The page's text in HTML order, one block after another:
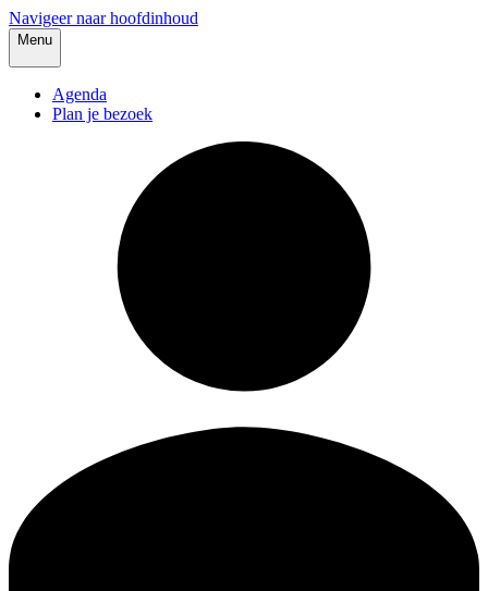
Navigeer naar hoofdinhoud
Menu
Agenda
Plan je bezoek